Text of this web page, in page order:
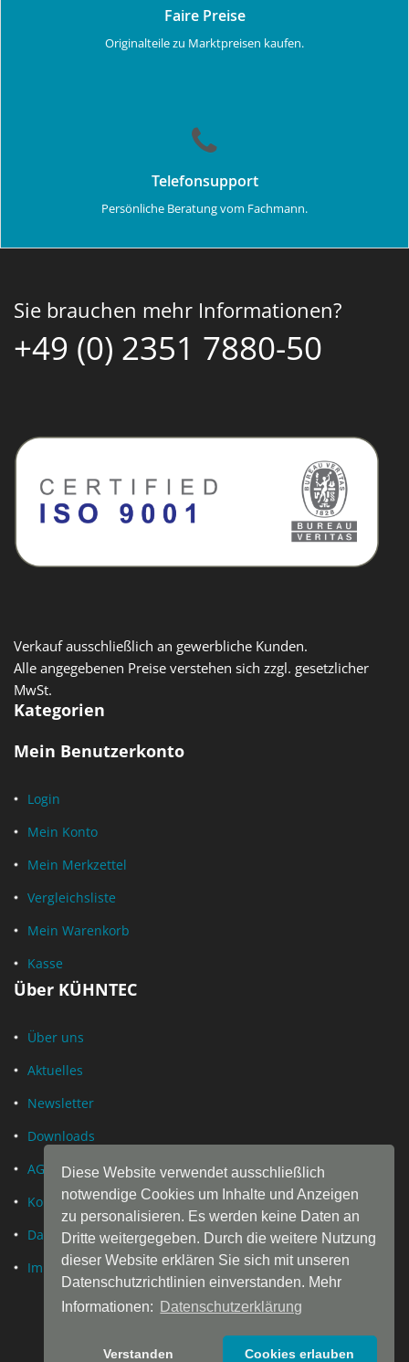
Diese Website verwendet ausschließlich
notwendige Cookies um Inhalte und Anzeigen
zu personalisieren. Es werden keine Daten an
Dritte weitergegeben. Durch die weitere Nutzung
dieser Website erklären Sie sich mit unseren
Datenschutzrichtlinien einverstanden. Mehr
Informationen:
Datenschutzerklärung
Verstanden Cookies erlauben
Faire Preise
Originalteile zu Marktpreisen kaufen.
Telefonsupport
Persönliche Beratung vom Fachmann.
Sie brauchen mehr Informationen?
+49 (0) 2351 7880-50
Verkauf ausschließlich an gewerbliche Kunden.
Alle angegebenen Preise verstehen sich zzgl. gesetzlicher
MwSt.
Kategorien
Mein Benutzerkonto
Login
Mein Konto
Mein Merkzettel
Vergleichsliste
Mein Warenkorb
Kasse
Über KÜHNTEC
Über uns
Aktuelles
Newsletter
Downloads
AGB
Kontakt
Datenschutz
Impressum